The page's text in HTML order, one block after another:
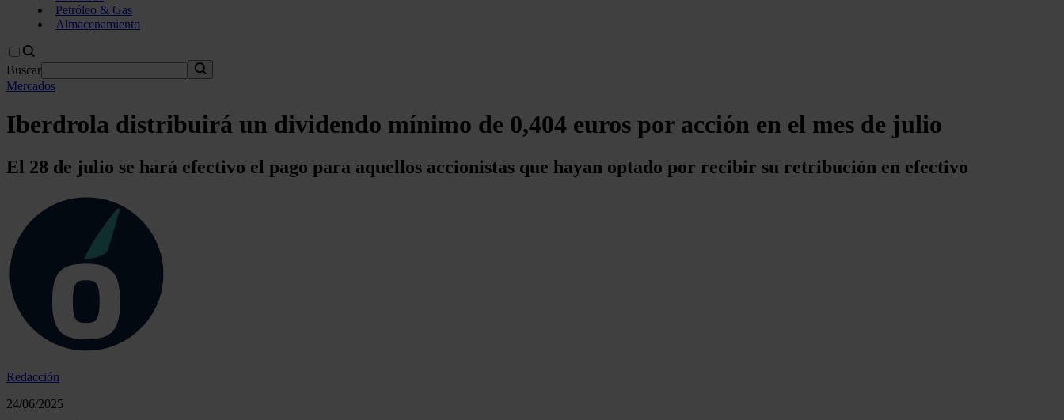
Petróleo & Gas
Almacenamiento
Buscar
Mercados
Iberdrola distribuirá un dividendo mínimo de 0,404 euros por acción en el mes de julio
El 28 de julio se hará efectivo el pago para aquellos accionistas que hayan optado por recibir su retribución en efectivo
Redacción
24/06/2025